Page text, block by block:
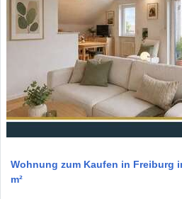
Wohnung zum Kaufen in Freiburg
m²